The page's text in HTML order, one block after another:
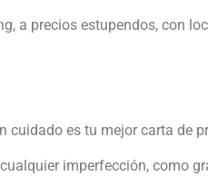
a precios estupendos, con
cuidado es tu mejor carta de
imperfección, como